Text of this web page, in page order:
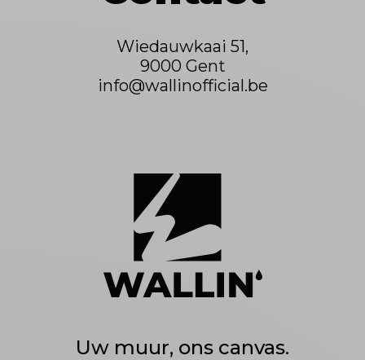
Wiedauwkaai 51,
9000 Gent
info@wallinofficial.be
Uw muur, ons canvas.